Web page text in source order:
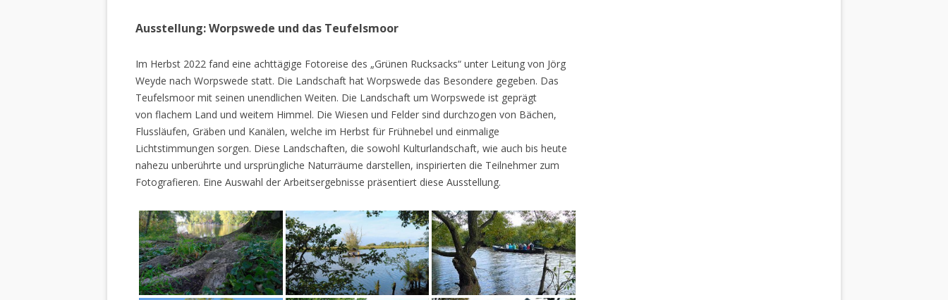
Ausstellung: Worpswede und das Teufelsmoor
Im Herbst 2022 fand eine achttägige Fotoreise des „Grünen Rucksacks“ unter Leitung von Jörg
Weyde nach Worpswede statt. Die Landschaft hat Worpswede das Besondere gegeben. Das
Teufelsmoor mit seinen unendlichen Weiten. Die Landschaft um Worpswede ist geprägt
von flachem Land und weitem Himmel. Die Wiesen und Felder sind durchzogen von Bächen,
Flussläufen, Gräben und Kanälen, welche im Herbst für Frühnebel und einmalige
Lichtstimmungen sorgen. Diese Landschaften, die sowohl Kulturlandschaft, wie auch bis heute
nahezu unberührte und ursprüngliche Naturräume darstellen, inspirierten die Teilnehmer zum
Fotografieren. Eine Auswahl der Arbeitsergebnisse präsentiert diese Ausstellung.